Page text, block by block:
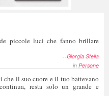
piccole luci che fanno brillare
--Giorgia Stella
in Persone
che il suo cuore e il tuo battevano
resta solo un grande e